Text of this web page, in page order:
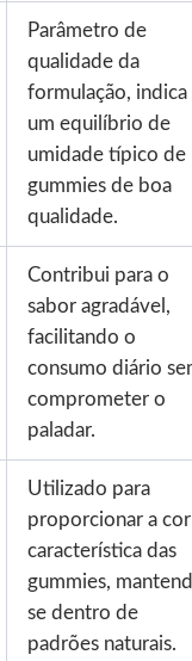
Parâmetro de
qualidade da
formulação, indica
um equilíbrio de
umidade típico de
gummies de boa
qualidade.
Contribui para o
sabor agradável,
facilitando o
consumo diário
comprometer o
paladar.
Utilizado para
proporcionar a cor
característica das
gummies,
se dentro de
padrões naturais.